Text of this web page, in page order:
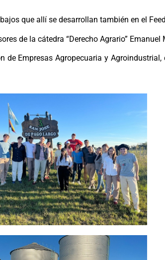
que allí se desarrollan también en el
de la cátedra “Derecho Agrario”
Empresas Agropecuaria y